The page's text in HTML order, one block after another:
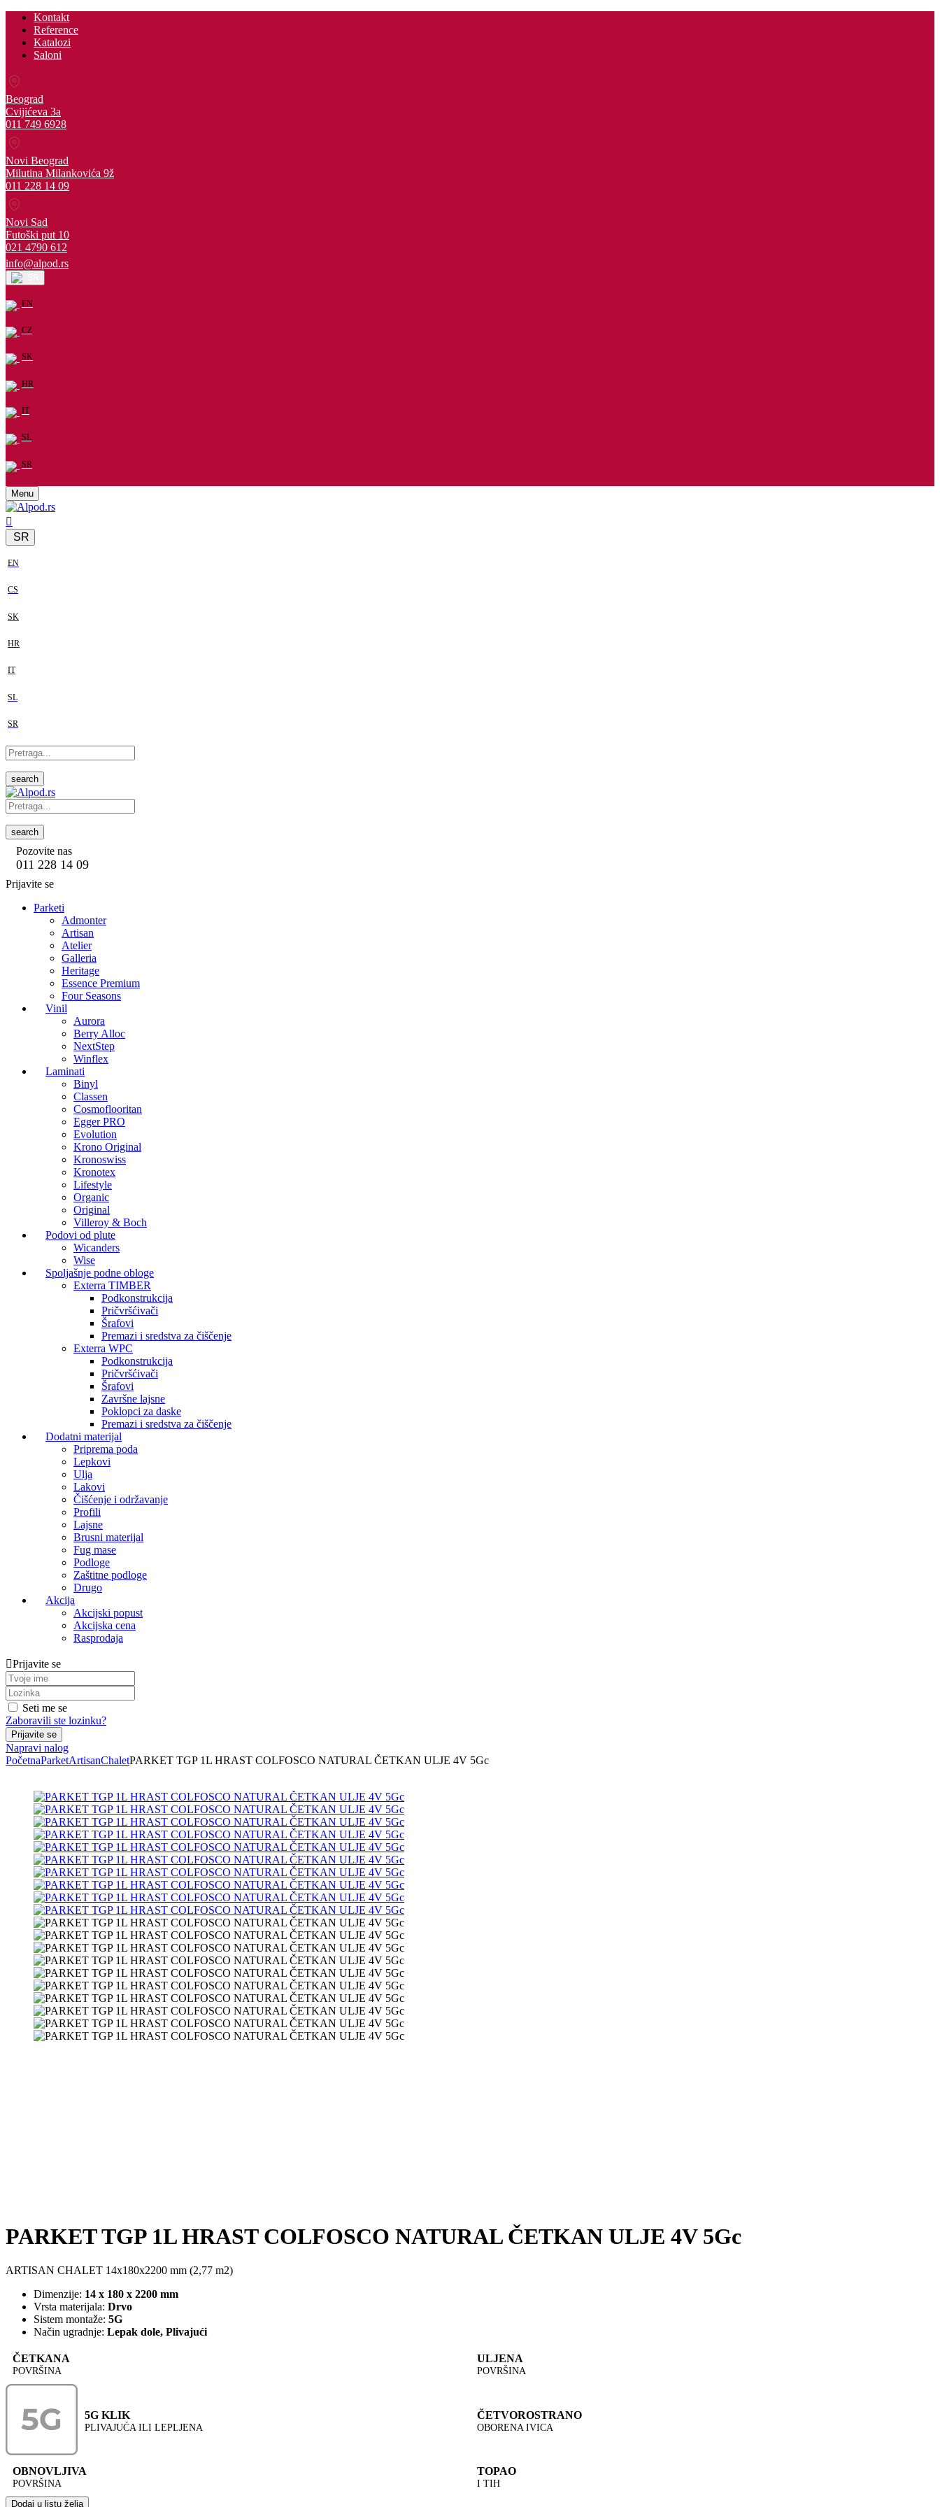
Kontakt
Reference
Katalozi
Saloni
Beograd
Cvijićeva 3a
011 749 6928
Novi Beograd
Milutina Milankovića 9ž
011 228 14 09
Novi Sad
Futoški put 10
021 4790 612
info@alpod.rs
EN
CZ
SK
HR
IT
SL
SR
Menu
SR
EN
CS
SK
HR
IT
SL
SR
search
search
Pozovite nas
011 228 14 09
Prijavite se
Parketi
Admonter
Artisan
Atelier
Galleria
Heritage
Essence Premium
Four Seasons
Vinil
Aurora
Berry Alloc
NextStep
Winflex
Laminati
Binyl
Classen
Cosmoflooritan
Egger PRO
Evolution
Krono Original
Kronoswiss
Kronotex
Lifestyle
Organic
Original
Villeroy & Boch
Podovi od plute
Wicanders
Wise
Spoljašnje podne obloge
Exterra TIMBER
Podkonstrukcija
Pričvršćivači
Šrafovi
Premazi i sredstva za čiščenje
Exterra WPC
Podkonstrukcija
Pričvršćivači
Šrafovi
Završne lajsne
Poklopci za daske
Premazi i sredstva za čiščenje
Dodatni materijal
Priprema poda
Lepkovi
Ulja
Lakovi
Čišćenje i održavanje
Profili
Lajsne
Brusni materijal
Fug mase
Podloge
Zaštitne podloge
Drugo
Akcija
Akcijski popust
Akcijska cena
Rasprodaja
Prijavite se
Seti me se
Zaboravili ste lozinku?
Napravi nalog
PočetnaParketArtisanChaletPARKET TGP 1L HRAST COLFOSCO NATURAL ČETKAN ULJE 4V 5Gc
PARKET TGP 1L HRAST COLFOSCO NATURAL ČETKAN ULJE 4V 5Gc
ARTISAN CHALET 14x180x2200 mm (2,77 m2)
Dimenzije: 14 x 180 x 2200 mm
Vrsta materijala: Drvo
Sistem montaže: 5G
Način ugradnje: Lepak dole, Plivajući
ČETKANA
POVRŠINA
ULJENA
POVRŠINA
5G KLIK
PLIVAJUĆA ILI LEPLJENA
ČETVOROSTRANO
OBORENA IVICA
OBNOVLJIVA
POVRŠINA
TOPAO
I TIH
Dodaj u listu želja